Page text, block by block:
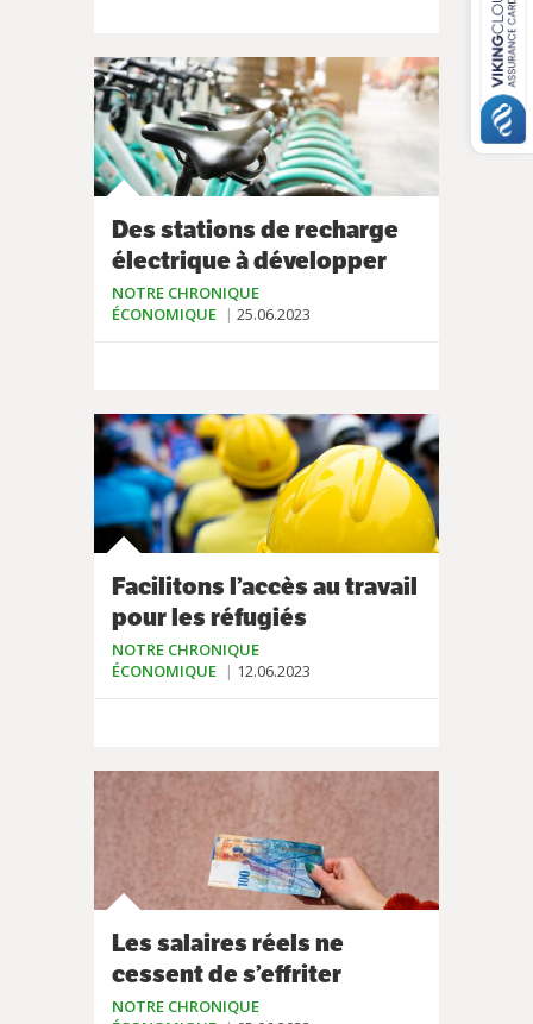
Des stations de recharge
électrique à développer
NOTRE CHRONIQUE
ÉCONOMIQUE
25.06.2023
Facilitons l’accès au travail
pour les réfugiés
NOTRE CHRONIQUE
ÉCONOMIQUE
12.06.2023
Les salaires réels ne
cessent de s’effriter
NOTRE CHRONIQUE